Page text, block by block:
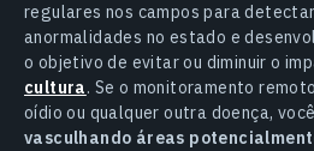
regulares nos campos para
anormalidades no estado e
o objetivo de evitar ou diminuir o
cultura. Se o monitoramento
oídio ou qualquer outra doença,
vasculhando áreas